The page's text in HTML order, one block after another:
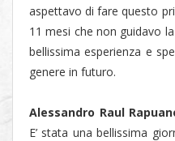
aspettavo di fare questo
11 mesi che non guidavo
bellissima esperienza e
genere in futuro.
Alessandro Raul
E’ stata una bellissima